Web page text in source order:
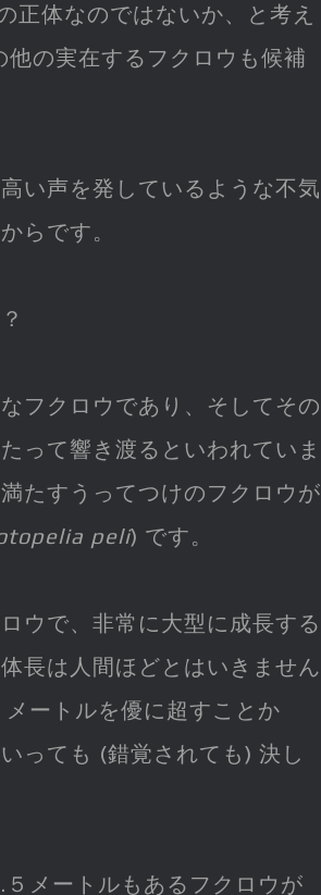
正体なのではないか、と考え
の実在するフクロウも候補
い声を発しているような不気
らです。
フクロウであり、そしてその
って響き渡るといわれていま
たすうってつけのフクロウが
peli) です。
ウで、非常に大型に成長する
長は人間ほどとはいきません
ートルを優に超すことか
っても (錯覚されても) 決し
メートルもあるフクロウが